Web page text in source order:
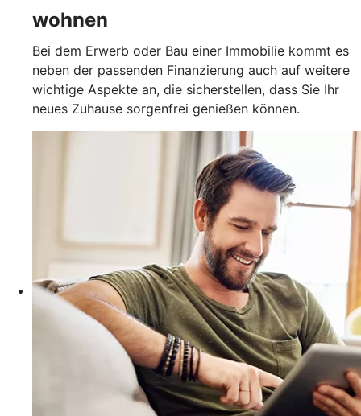
wohnen
Bei dem Erwerb oder Bau einer Immobilie kommt es
neben der passenden Finanzierung auch auf weitere
wichtige Aspekte an, die sicherstellen, dass Sie Ihr
neues Zuhause sorgenfrei genießen können.